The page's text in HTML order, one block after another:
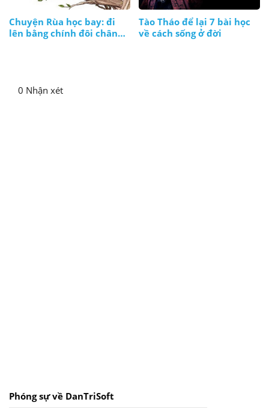
Chuyện Rùa học bay: đi
lên bằng chính đôi chân
Tào Tháo để lại 7 bài học
về cách sống ở đời
0 Nhận xét
Phóng sự về DanTriSoft